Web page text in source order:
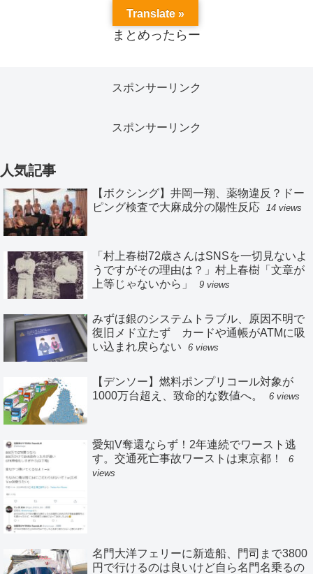
まとめったらー
スポンサーリンク
スポンサーリンク
人気記事
【ボクシング】井岡一翔、薬物違反？ドー
ピング検査で大麻成分の陽性反応
14 views
「村上春樹72歳さんはSNSを一切見ないよ
うですがその理由は？」村上春樹「文章が
上等じゃないから」
9 views
みずほ銀のシステムトラブル、原因不明で
復旧メド立たず カードや通帳がATMに吸
い込まれ戻らない
6 views
【デンソー】燃料ポンプリコール対象が
1000万台超え、致命的な数値へ。
6 views
愛知V奪還ならず！2年連続でワースト逃
す。交通死亡事故ワーストは東京都！
6
views
名門大洋フェリーに新造船、門司まで3800
円で行けるのは良いけど自ら名門名乗るの
Translate »